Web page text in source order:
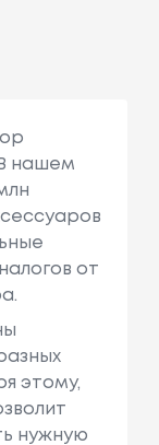
нашем
от
этому,
нужную